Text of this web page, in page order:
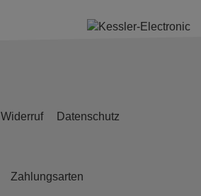
Widerruf Datenschutz
Zahlungsarten